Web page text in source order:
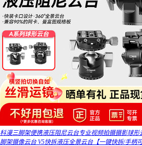
科漫三脚架便携液压阻尼云台专业视频拍摄摄影球
脚架摄像云台 V5快拆液压全景云台【一键快拆/手柄可